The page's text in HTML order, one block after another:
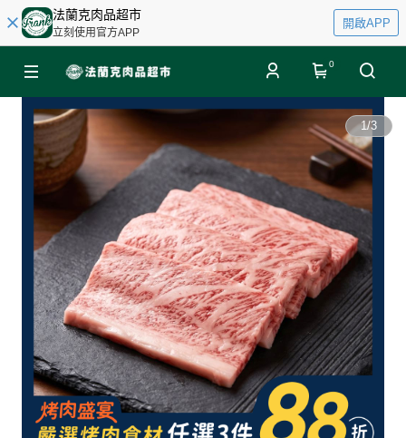
法蘭克肉品超市
立刻使用官方APP
開啟APP
0
1/3